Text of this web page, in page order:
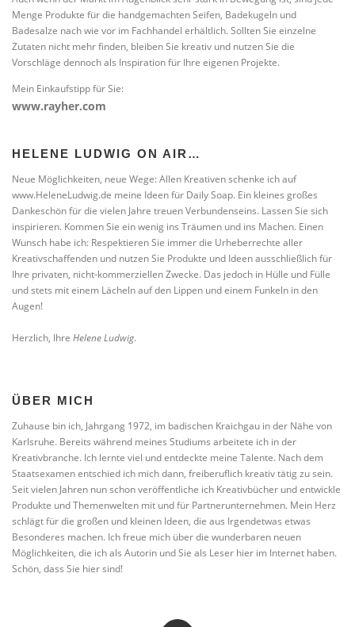
Menge Produkte für die handgemachten Seifen, Badekugeln und
Badesalze nach wie vor im Fachhandel erhältlich. Sollten Sie einzelne
Zutaten nicht mehr finden, bleiben Sie kreativ und nutzen Sie die
Vorschläge dennoch als Inspiration für Ihre eigenen Projekte.
Mein Einkaufstipp für Sie:
www.rayher.com
HELENE LUDWIG ON AIR…
Neue Möglichkeiten, neue Wege: Allen Kreativen schenke ich auf
www.HeleneLudwig.de meine Ideen für Daily Soap. Ein kleines großes
Dankeschön für die vielen Jahre treuen Verbundenseins. Lassen Sie sich
inspirieren. Kommen Sie ein wenig ins Träumen und ins Machen. Einen
Wunsch habe ich: Respektieren Sie immer die Urheberrechte aller
Kreativschaffenden und nutzen Sie Produkte und Ideen ausschließlich für
Ihre privaten, nicht-kommerziellen Zwecke. Das jedoch in Hülle und Fülle
und stets mit einem Lächeln auf den Lippen und einem Funkeln in den
Augen!
Herzlich, Ihre Helene Ludwig.
ÜBER MICH
Zuhause bin ich, Jahrgang 1972, im badischen Kraichgau in der Nähe von
Karlsruhe. Bereits während meines Studiums arbeitete ich in der
Kreativbranche. Ich lernte viel und entdeckte meine Talente. Nach dem
Staatsexamen entschied ich mich dann, freiberuflich kreativ tätig zu sein.
Seit vielen Jahren nun schon veröffentliche ich Kreativbücher und entwickle
Produkte und Themenwelten mit und für Partnerunternehmen. Mein Herz
schlägt für die großen und kleinen Ideen, die aus Irgendetwas etwas
Besonderes machen. Ich freue mich über die wunderbaren neuen
Möglichkeiten, die ich als Autorin und Sie als Leser hier im Internet haben.
Schön, dass Sie hier sind!